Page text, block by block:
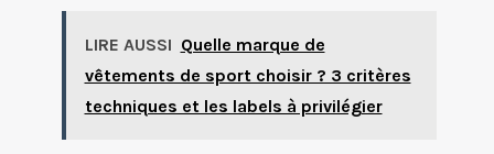
LIRE AUSSI Quelle marque de
vêtements de sport choisir ? 3 critères
techniques et les labels à privilégier